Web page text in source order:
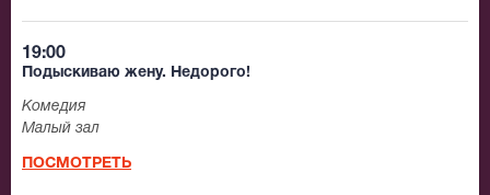
19:00
Подыскиваю жену. Недорого!
Комедия
Малый зал
ПОСМОТРЕТЬ